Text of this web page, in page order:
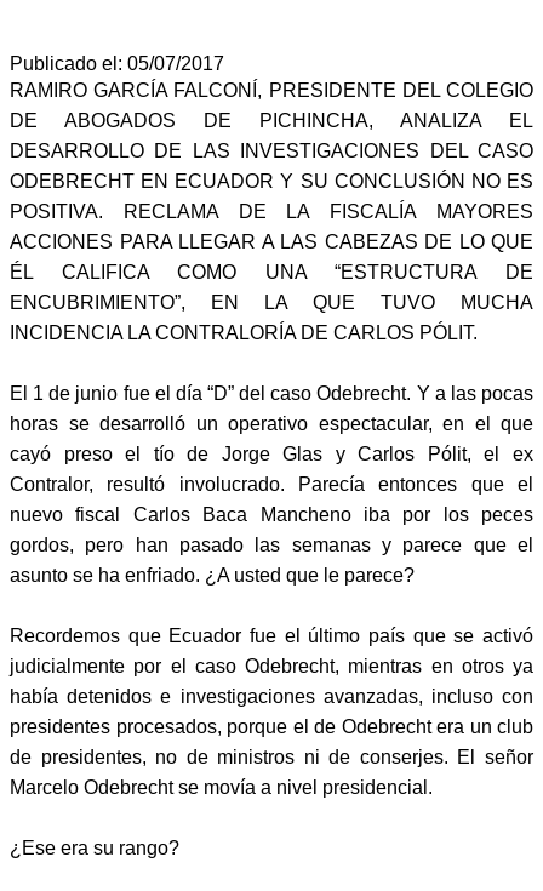
Publicado el: 05/07/2017
RAMIRO GARCÍA FALCONÍ, PRESIDENTE DEL COLEGIO
DE ABOGADOS DE PICHINCHA, ANALIZA EL
DESARROLLO DE LAS INVESTIGACIONES DEL CASO
ODEBRECHT EN ECUADOR Y SU CONCLUSIÓN NO ES
POSITIVA. RECLAMA DE LA FISCALÍA MAYORES
ACCIONES PARA LLEGAR A LAS CABEZAS DE LO QUE
ÉL CALIFICA COMO UNA “ESTRUCTURA DE
ENCUBRIMIENTO”, EN LA QUE TUVO MUCHA
INCIDENCIA LA CONTRALORÍA DE CARLOS PÓLIT.
El 1 de junio fue el día “D” del caso Odebrecht. Y a las pocas
horas se desarrolló un operativo espectacular, en el que
cayó preso el tío de Jorge Glas y Carlos Pólit, el ex
Contralor, resultó involucrado. Parecía entonces que el
nuevo fiscal Carlos Baca Mancheno iba por los peces
gordos, pero han pasado las semanas y parece que el
asunto se ha enfriado. ¿A usted que le parece?
Recordemos que Ecuador fue el último país que se activó
judicialmente por el caso Odebrecht, mientras en otros ya
había detenidos e investigaciones avanzadas, incluso con
presidentes procesados, porque el de Odebrecht era un club
de presidentes, no de ministros ni de conserjes. El señor
Marcelo Odebrecht se movía a nivel presidencial.
¿Ese era su rango?